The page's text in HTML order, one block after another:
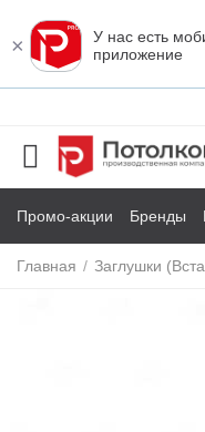
×
У нас есть
приложение
Промо-акции Бренды
Главная / Заглушки